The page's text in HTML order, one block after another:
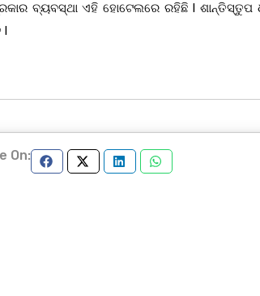
ବ୍ୟବସ୍ଥା ଏହି ହୋଟେଲରେ ରହିଛି l
On: